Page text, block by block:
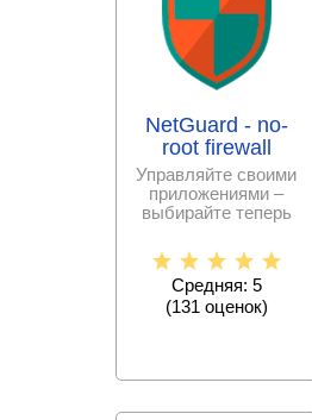
NetGuard - no-
root firewall
Управляйте своими
приложениями –
выбирайте теперь
разрешить
интернет –
Средняя: 5
(131 оценок)